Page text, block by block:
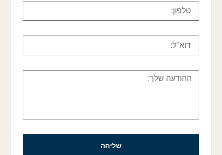
שליחה